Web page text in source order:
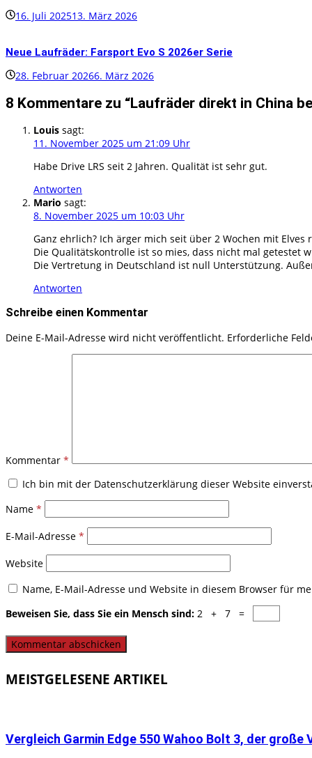
16. Juli 202513. März 2026
Neue Laufräder: Farsport Evo S 2026er Serie
28. Februar 20266. März 2026
8 Kommentare zu “Laufräder direkt in China
Louis sagt:
11. November 2025 um 21:09 Uhr
Habe Drive LRS seit 2 Jahren. Qualität ist sehr gut.
Antworten
Mario sagt:
8. November 2025 um 10:03 Uhr
Ganz ehrlich? Ich ärger mich seit über 2 Wochen mit
Die Qualitätskontrolle ist so mies, dass nicht mal getestet
Die Vertretung in Deutschland ist null Unterstützung.
Antworten
Schreibe einen Kommentar
Deine E-Mail-Adresse wird nicht veröffentlicht. Erforderliche
Kommentar *
Ich bin mit der Datenschutzerklärung dieser Website
Name *
E-Mail-Adresse *
Website
Name, E-Mail-Adresse und Website in diesem Browser für
Beweisen Sie, dass Sie ein Mensch sind: 2 + 7 =
MEISTGELESENE ARTIKEL
Vergleich Garmin Edge 550 Wahoo Bolt 3, der große